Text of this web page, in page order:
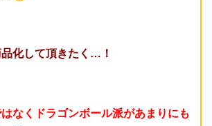
化して頂きたく…！
なくドラゴンボール派があまりにも